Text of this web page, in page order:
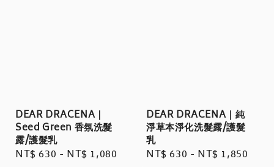
DEAR DRACENA｜
Seed Green 香氛洗髮
露/護髮乳
Regular
NT$ 630 - NT$ 1,080
DEAR DRACENA｜純
淨草本淨化洗髮露/護髮
乳
Regular
NT$ 630 - NT$ 1,850